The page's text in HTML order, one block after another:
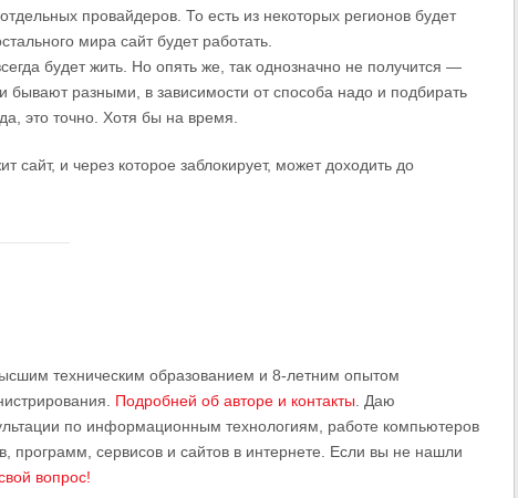
провайдеров. То есть из некоторых регионов будет
мира сайт будет работать.
будет жить. Но опять же, так однозначно не получится —
бывают разными, в зависимости от способа надо и подбирать
это точно. Хотя бы на время.
сайт, и через которое заблокирует, может доходить до
техническим образованием и 8-летним опытом
Подробней об авторе и контакты . Даю
по информационным технологиям, работе компьютеров
программ, сервисов и сайтов в интернете. Если вы не нашли
вопрос!